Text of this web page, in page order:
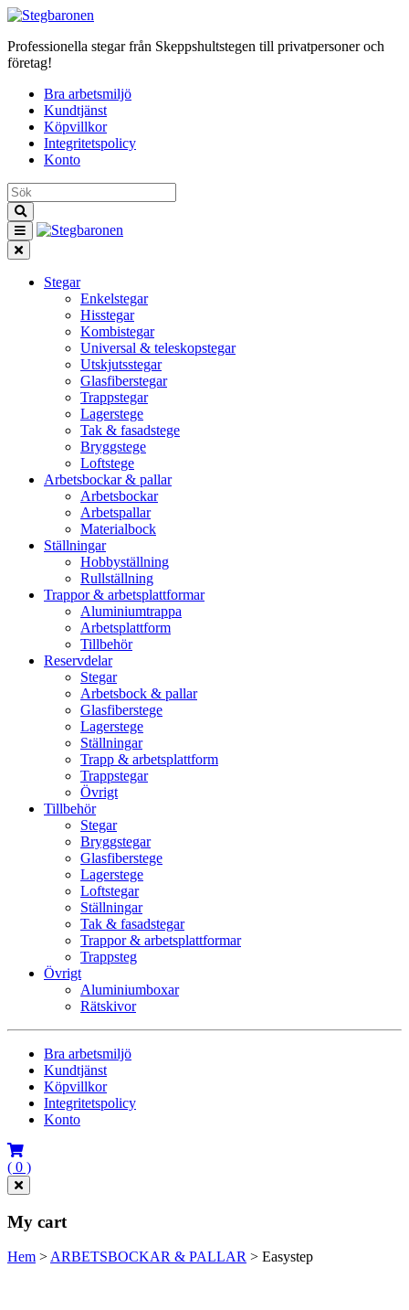
Professionella stegar från Skeppshultstegen till privatpersoner och
företag!
Bra arbetsmiljö
Kundtjänst
Köpvillkor
Integritetspolicy
Konto
Stegar
Enkelstegar
Hisstegar
Kombistegar
Universal & teleskopstegar
Utskjutsstegar
Glasfiberstegar
Trappstegar
Lagerstege
Tak & fasadstege
Bryggstege
Loftstege
Arbetsbockar & pallar
Arbetsbockar
Arbetspallar
Materialbock
Ställningar
Hobbyställning
Rullställning
Trappor & arbetsplattformar
Aluminiumtrappa
Arbetsplattform
Tillbehör
Reservdelar
Stegar
Arbetsbock & pallar
Glasfiberstege
Lagerstege
Ställningar
Trapp & arbetsplattform
Trappstegar
Övrigt
Tillbehör
Stegar
Bryggstegar
Glasfiberstege
Lagerstege
Loftstegar
Ställningar
Tak & fasadstegar
Trappor & arbetsplattformar
Trappsteg
Övrigt
Aluminiumboxar
Rätskivor
Bra arbetsmiljö
Kundtjänst
Köpvillkor
Integritetspolicy
Konto
( 0 )
My cart
Hem >ARBETSBOCKAR & PALLAR > Easystep